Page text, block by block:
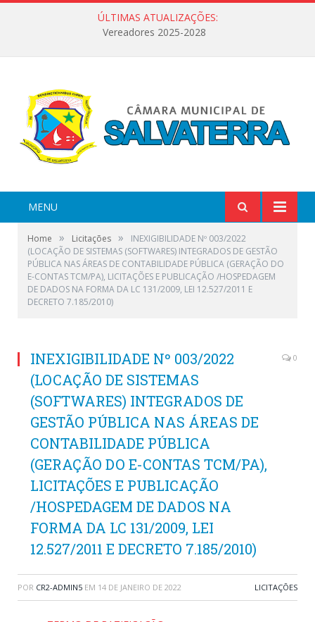
ÚLTIMAS ATUALIZAÇÕES:
Vereadores 2025-2028
MENU
Home » Licitações »
INEXIGIBILIDADE Nº 003/2022
(LOCAÇÃO DE SISTEMAS (SOFTWARES) INTEGRADOS DE GESTÃO
PÚBLICA NAS ÁREAS DE CONTABILIDADE PÚBLICA (GERAÇÃO DO
E-CONTAS TCM/PA), LICITAÇÕES E PUBLICAÇÃO /HOSPEDAGEM
DE DADOS NA FORMA DA LC 131/2009, LEI 12.527/2011 E
DECRETO 7.185/2010)
INEXIGIBILIDADE Nº 003/2022
(LOCAÇÃO DE SISTEMAS
(SOFTWARES) INTEGRADOS DE
GESTÃO PÚBLICA NAS ÁREAS DE
CONTABILIDADE PÚBLICA
(GERAÇÃO DO E-CONTAS TCM/PA),
LICITAÇÕES E PUBLICAÇÃO
/HOSPEDAGEM DE DADOS NA
FORMA DA LC 131/2009, LEI
12.527/2011 E DECRETO 7.185/2010)
0
POR CR2-ADMIN5 EM 14 DE JANEIRO DE 2022 LICITAÇÕES